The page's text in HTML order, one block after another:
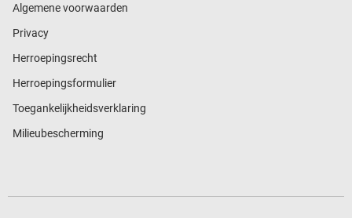
Algemene voorwaarden
Privacy
Herroepingsrecht
Herroepingsformulier
Toegankelijkheidsverklaring
Milieubescherming